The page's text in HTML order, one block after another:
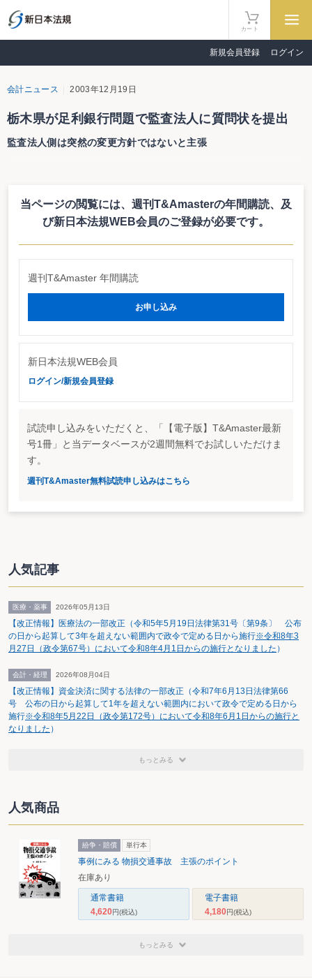
カート
新規会員登録 ログイン
会計ニュース 2003年12月19日
栃木県が足利銀行問題で監査法人に質問状を提出
監査法人側は突然の変更方針ではないと主張
いた県側は、副知事が12月２日に同行の監査人である中央青山監査法人に質問
書を提出する事態に。
質問は全部で３つ。これに対して、中央青山監査法人は「公認会計士法によ
次のような回答を寄せている。
「足利銀行は、平成15年３月期決算におきましては、貴職の監査により1,387
し、同年９月期中間決算においては、繰延税金資産の算入がまったく認められ
ず、自己資本比率が△3.72％になったと聞いています。このような取扱いの変
断することになっており、その回収可能性について、中間期を含め毎期見直し
の見積額に基づいて計上された繰延税金資産について、監査の時点で入手され
た中間決算案を検討した結果、多額の損失計上等による状況の変化を勘案し、
繰延税金資産の計上に関する当監査法人の見解を銀行に伝えた。」
質問２
「通例、法人の決算については、監査法人と企業が協議を進め決定するものと
って、突然繰延税金資産を認められないとの方針に変更されたと聞いておりま
ついては必ず審議会に付議することとしている。このことは従来の監査におい
ても同様であり、従前より銀行側にも十分にご認識していただいていた。本件
の銀行が作成した平成15年９月中間決算案に含まれる繰延税金資産の回収可能
人の審議会に付議する必要があることを、あらかじめ銀行に対して説明してい
た。繰延税金資産に関する監査の作業を行っている間も、当監査法人では銀行
の主張している繰延税金資産計上額について、これを承認したものではなく、
当監査法人としての見解は審議会が終了するまでは決定されない旨を、繰り返
し銀行側に伝えてきたところである。」
質問３
「足利銀行の預金保険法第102条第1項第３号認定は、県民の生活や本県経済に
はかり知れない影響を及ぼすものでありますが、その上で、先述の１及び２の
ような取扱いをされましたことについてご説明ください。」
質問３に対する中央青山監査法人の回答
「当監査法人の責任は、会計及び監査に関する独立した職業的専門家としての
い、監査意見を表明することにある。今般の銀行法24条に基づく報告にあたっ
基づいて、その時点での見解を申し述べた。
いては認識していた。しかしながら、私ども監査法人に課せられた任務は、会
計基準及び監査基準に従い、公正不偏の立場から財務諸表の適正性に関する見
解を申し述べることにある。このことについてはご理解ください。」
なお、足利銀行の監査を巡っては、１月14日に衆議院財務金融委員会で中央青
山監査法人理事長の上野紘志氏が参考人招致されている。
当ページの閲覧には、週刊T&Amasterの年間購読、 及
び新日本法規WEB会員のご登録が必要です。
週刊T&Amaster 年間購読
お申し込み
新日本法規WEB会員
ログイン/新規会員登録
試読申し込みをいただくと、「【電子版】T&Amaster最新
号1冊」と当データベースが2週間無料でお試しいただけま
す。
週刊T&Amaster無料試読申し込みはこちら
人気記事
医療・薬事 2026年05月13日
【改正情報】医療法の一部改正（令和5年5月19日法律第31号〔第9条〕 公布
の日から起算して3年を超えない範囲内で政令で定める日から施行※令和8年3
月27日（政令第67号）において令和8年4月1日からの施行となりました ）
会計・経理 2026年08月04日
【改正情報】資金決済に関する法律の一部改正（令和7年6月13日法律第66
号 公布の日から起算して1年を超えない範囲内において政令で定める日から
施行※令和8年5月22日（政令第172号）において令和8年6月1日からの施行と
なりました ）
もっとみる
人気商品
紛争・賠償 単行本
事例にみる 物損交通事故 主張のポイント
在庫あり
通常書籍
4,620円(税込)
電子書籍
4,180円(税込)
もっとみる